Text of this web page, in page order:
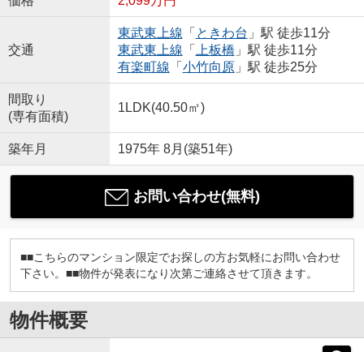
交通
東武東上線 「 ときわ台 」駅 徒歩11分
東武東上線 「 上板橋 」駅 徒歩11分
有楽町線 「 小竹向原」駅 徒歩25分
間取り
(専有面積)
1LDK(40.50㎡)
築年月 1975年 8月(築51年)
お問い合わせ(無料)
■■こちらのマンション限定でお探しの方お気軽にお問い合わせ
下さい。■■物件が発表になり次第ご連絡させて頂きます。
物件概要